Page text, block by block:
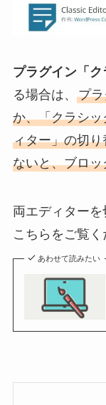
プラグイン「ク
る場合は、 プ
か、「クラシ
ィター」の切
ないと、ブロ
両エディター
こちらをご覧く
あわせて読みたい